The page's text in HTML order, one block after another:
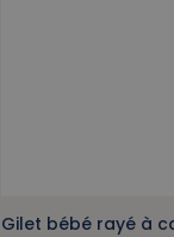
Gilet bébé rayé à